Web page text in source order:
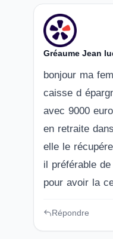
Gréaume Jean
bonjour ma
caisse d
avec 9000
en retraite
elle le
il préférable
pour avoir la
Répondre